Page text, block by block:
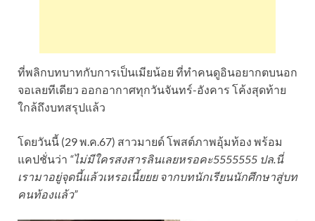
ที่พลิกบทบาทกับการเป็นเมียน้อย ที่ทำคนดูอินอยากตบนอก
จอเลยทีเดียว ออกอากาศทุกวันจันทร์-อังคาร โค้งสุดท้าย
ใกล้ถึงบทสรุปแล้ว
โดยวันนี้ (29 พ.ค.67) สาวมายด์ โพสต์ภาพอุ้มท้อง พร้อม
แคปชั่นว่า “ไม่มีใครสงสารลินเลยหรอคะ5555555 ปล.นี่
เรามาอยู่จุดนี้แล้วเหรอเนี้ยยย จากบทนักเรียนนักศึกษาสู่บท
คนท้องแล้ว”